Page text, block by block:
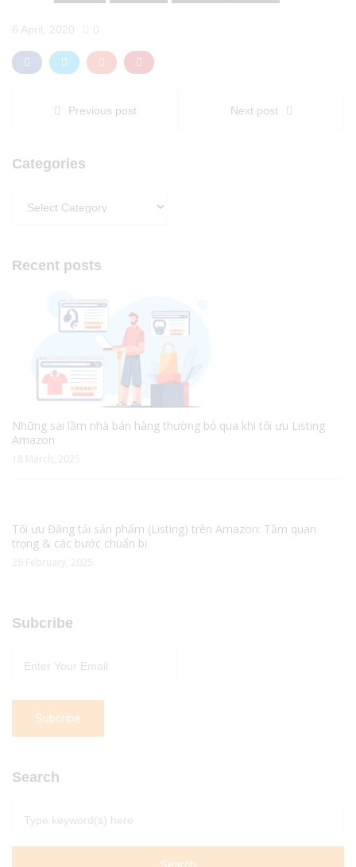
6 April, 2020 0
Previous post Next post
Categories
Recent posts
Những sai lầm nhà bán hàng thường bỏ qua khi tối ưu Listing
Amazon
18 March, 2025
Tối ưu Đăng tải sản phẩm (Listing) trên Amazon: Tầm quan
trọng & các bước chuẩn bị
26 February, 2025
Subcribe
Search